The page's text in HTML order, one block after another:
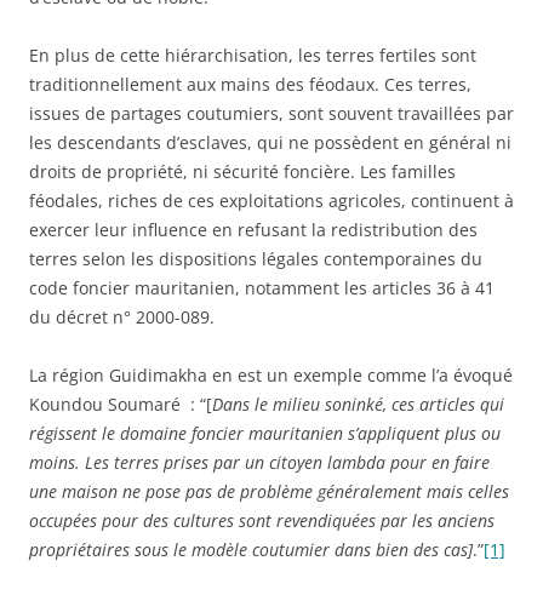
En plus de cette hiérarchisation, les terres fertiles sont
traditionnellement aux mains des féodaux. Ces terres,
issues de partages coutumiers, sont souvent travaillées par
les descendants d’esclaves, qui ne possèdent en général ni
droits de propriété, ni sécurité foncière. Les familles
féodales, riches de ces exploitations agricoles, continuent à
exercer leur influence en refusant la redistribution des
terres selon les dispositions légales contemporaines du
code foncier mauritanien, notamment les articles 36 à 41
du décret n° 2000-089.
La région Guidimakha en est un exemple comme l’a évoqué
Koundou Soumaré : “[Dans le milieu soninké, ces articles qui
régissent le domaine foncier mauritanien s’appliquent plus ou
moins. Les terres prises par un citoyen lambda pour en faire
une maison ne pose pas de problème généralement mais celles
occupées pour des cultures sont revendiquées par les anciens
propriétaires sous le modèle coutumier dans bien des cas].”[1]